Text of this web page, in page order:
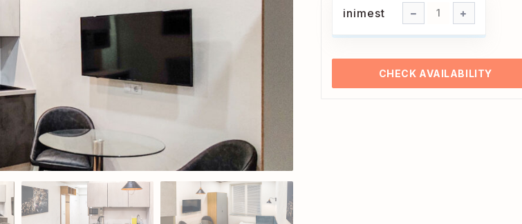
inimest
inimest
CHECK AVAILABILITY